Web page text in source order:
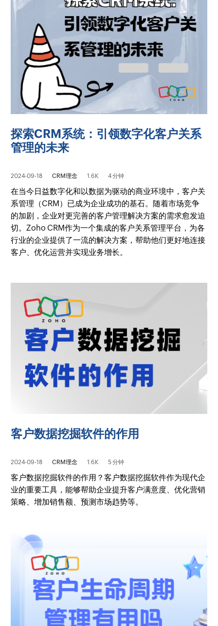
探索CRM系统：引领数字化客户关系
管理的未来
2024-09-18 CRM理念 1.6K 4 分钟
在当今日益数字化和以数据为驱动的商业环境中，客户关
系管理（CRM）已成为企业成功的基石。随着市场竞争
的加剧，企业对更完善的客户管理解决方案的需求愈发迫
切。Zoho CRM作为一个集成的客户关系管理平台，为各
行业的企业提供了一流的解决方案，帮助他们更好地连接
客户、优化运营并实现业务增长。
客户数据挖掘软件的作用
2024-09-18 CRM理念 1.6K 5 分钟
客户数据挖掘软件的作用？客户数据挖掘软件作为现代企
业的重要工具，能够帮助企业提升客户满意度、优化营销
策略、增加销售额、预测市场趋势等。